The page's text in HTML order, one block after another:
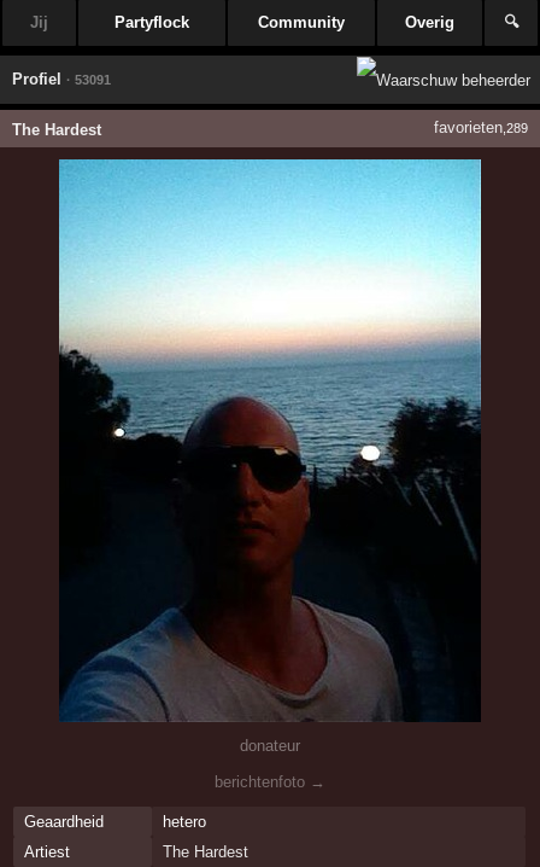
Jij Partyflock Community Overig 🔍
Profiel · 53091
The Hardest favorieten,289
donateur
berichtenfoto →
Geaardheid
hetero
Artiest
The Hardest